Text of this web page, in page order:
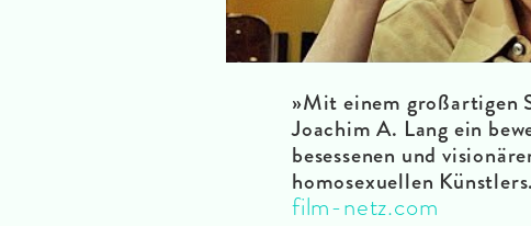
»Mit einem großartigen
Joachim A. Lang ein
besessenen und
homosexuellen
film-netz.com